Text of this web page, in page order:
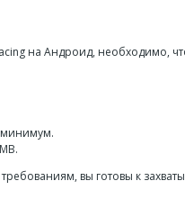
на Андроид,
минимум.
требованиям, вы готовы к